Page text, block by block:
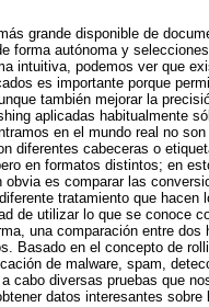
grande disponible de
forma autónoma y
intuitiva, podemos ver que
es importante porque
también mejorar la
aplicadas habitualmente
en el mundo real no
diferentes cabeceras o
en formatos distintos; en
es comparar las
tratamiento que
de utilizar lo que se conoce
una comparación entre
Basado en el concepto de
de malware, spam,
cabo diversas pruebas que
datos interesantes